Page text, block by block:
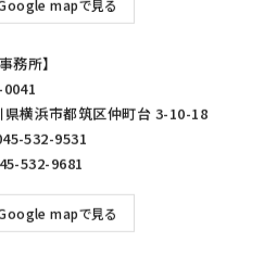
mapで見る
務所】
県横浜市都筑区仲町台 3-10-18
532-9531
532-9681
mapで見る